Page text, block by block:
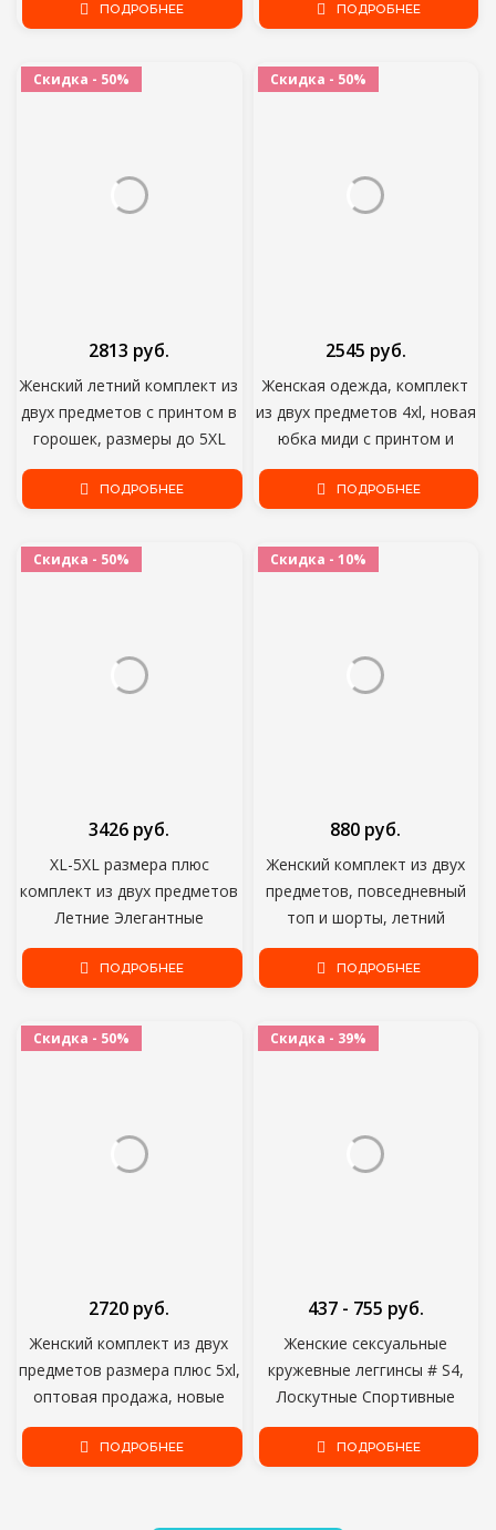
комплекты 5XL 4XL размера
для детей черного, желтого
цвета зеленого цвета
ПОДРОБНЕЕ
спортивные костюмы штаны
комплект для бега трусцой
спортивные костюмы;
ПОДРОБНЕЕ
Скидка - 50%
Женский летний комплект из
двух предметов с принтом в
горошек, размеры до 5XL
2813 руб.
ПОДРОБНЕЕ
Скидка - 50%
Женская одежда, комплект
из двух предметов 4xl, новая
юбка миди с принтом и
коротким рукавом
2545 руб.
ПОДРОБНЕЕ
Скидка - 50%
XL-5XL размера плюс
комплект из двух предметов
Летние Элегантные
однотонные крестообразная
шнуровка юбка и топ с
женщин наряд; Оптовая
продажа; Прямая поставка;
3426 руб.
ПОДРОБНЕЕ
Скидка - 10%
Женский комплект из двух
предметов, повседневный
топ и шорты, летний
комплект из двух предметов,
2021
880 руб.
ПОДРОБНЕЕ
Скидка - 50%
Женский комплект из двух
предметов размера плюс 5xl,
оптовая продажа, новые
комплекты брюк, короткий
топ и леггинсы с эластичным
2720 руб.
ПОДРОБНЕЕ
Скидка - 39%
Женские сексуальные
кружевные леггинсы # S4,
Лоскутные Спортивные
Повседневные Леггинсы с
эффектом пуш-ап для
437 - 755 руб.
ПОДРОБНЕЕ